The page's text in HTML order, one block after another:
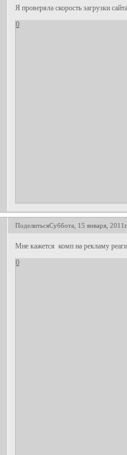
Я проверяла скорость загрузки
0
ПоделитьсяСуббота, 15 января,
Мне кажется комп на рекламу
0